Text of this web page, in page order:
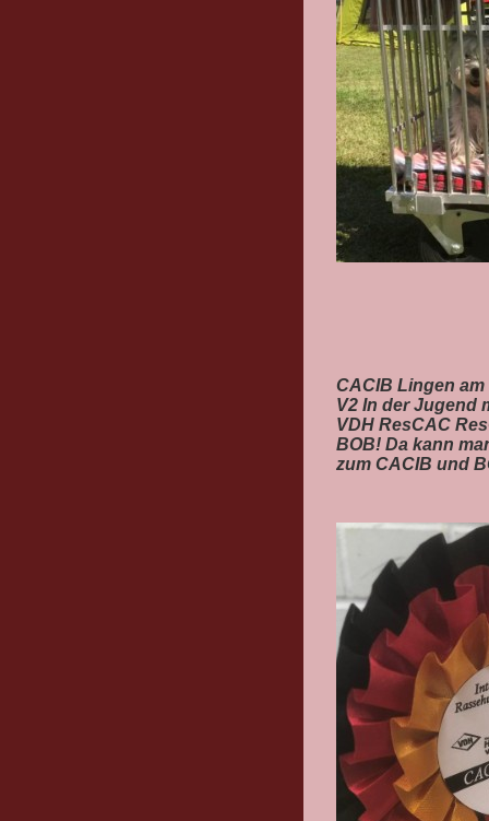
CACIB Lingen
V2 In der Jugend
VDH ResCAC
BOB! Da kann
zum CACIB und